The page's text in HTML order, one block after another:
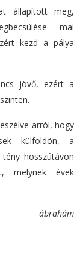
állapított meg,
mai
kezd a pálya
jövő, ezért a
arról, hogy
külföldön, a
hosszútávon
melynek évek
ábrahám